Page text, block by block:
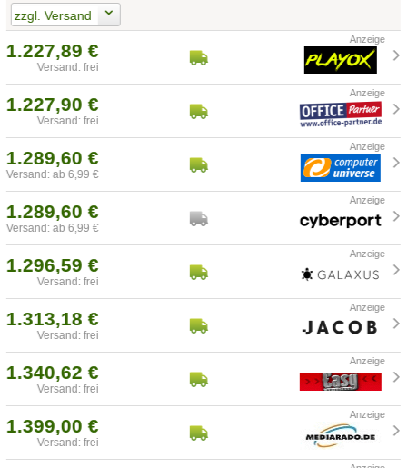
zzgl. Versand
1.227,89 €
Versand: frei
1.227,90 €
Versand: frei
1.289,60 €
Versand: ab 6,99 €
1.289,60 €
Versand: ab 6,99 €
1.296,59 €
Versand: frei
1.313,18 €
Versand: frei
1.340,62 €
Versand: frei
1.399,00 €
Versand: frei